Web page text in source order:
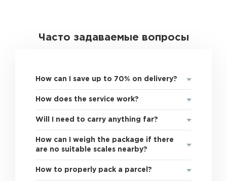
Часто задаваемые вопросы
How can I save up to 70% on delivery?
How does the service work?
Will I need to carry anything far?
How can I weigh the package if there
are no suitable scales nearby?
How to properly pack a parcel?